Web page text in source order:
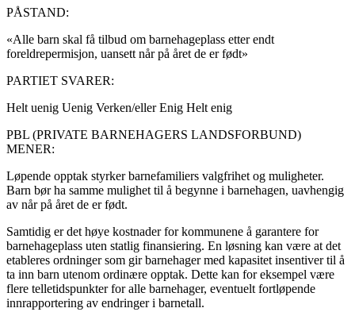
PÅSTAND:
«Alle barn skal få tilbud om barnehageplass etter endt
foreldrepermisjon, uansett når på året de er født»
PARTIET SVARER:
Helt uenig Uenig Verken/ellerEnig Helt enig
PBL (PRIVATE BARNEHAGERS LANDSFORBUND)
MENER:
Løpende opptak styrker barnefamiliers valgfrihet og muligheter.
Barn bør ha samme mulighet til å begynne i barnehagen, uavhengig
av når på året de er født.
Samtidig er det høye kostnader for kommunene å garantere for
barnehageplass uten statlig finansiering. En løsning kan være at det
etableres ordninger som gir barnehager med kapasitet insentiver til å
ta inn barn utenom ordinære opptak. Dette kan for eksempel være
flere telletidspunkter for alle barnehager, eventuelt fortløpende
innrapportering av endringer i barnetall.